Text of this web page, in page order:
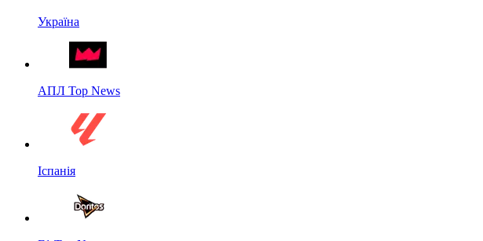
Україна
АПЛ Top News
Іспанія